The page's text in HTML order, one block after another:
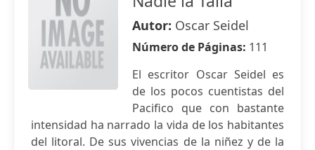
Autor: Oscar Seidel
Número de Páginas: 111
El escritor Oscar Seidel es
de los pocos cuentistas del
Pacifico que con bastante
intensidad ha narrado la vida de los habitantes
del litoral. De sus vivencias de la niñez y de la